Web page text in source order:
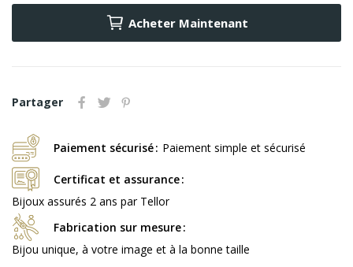
Acheter Maintenant
Partager
Paiement sécurisé Paiement simple et sécurisé
Certificat et assurance
Bijoux assurés 2 ans par Tellor
Fabrication sur mesure
Bijou unique, à votre image et à la bonne taille